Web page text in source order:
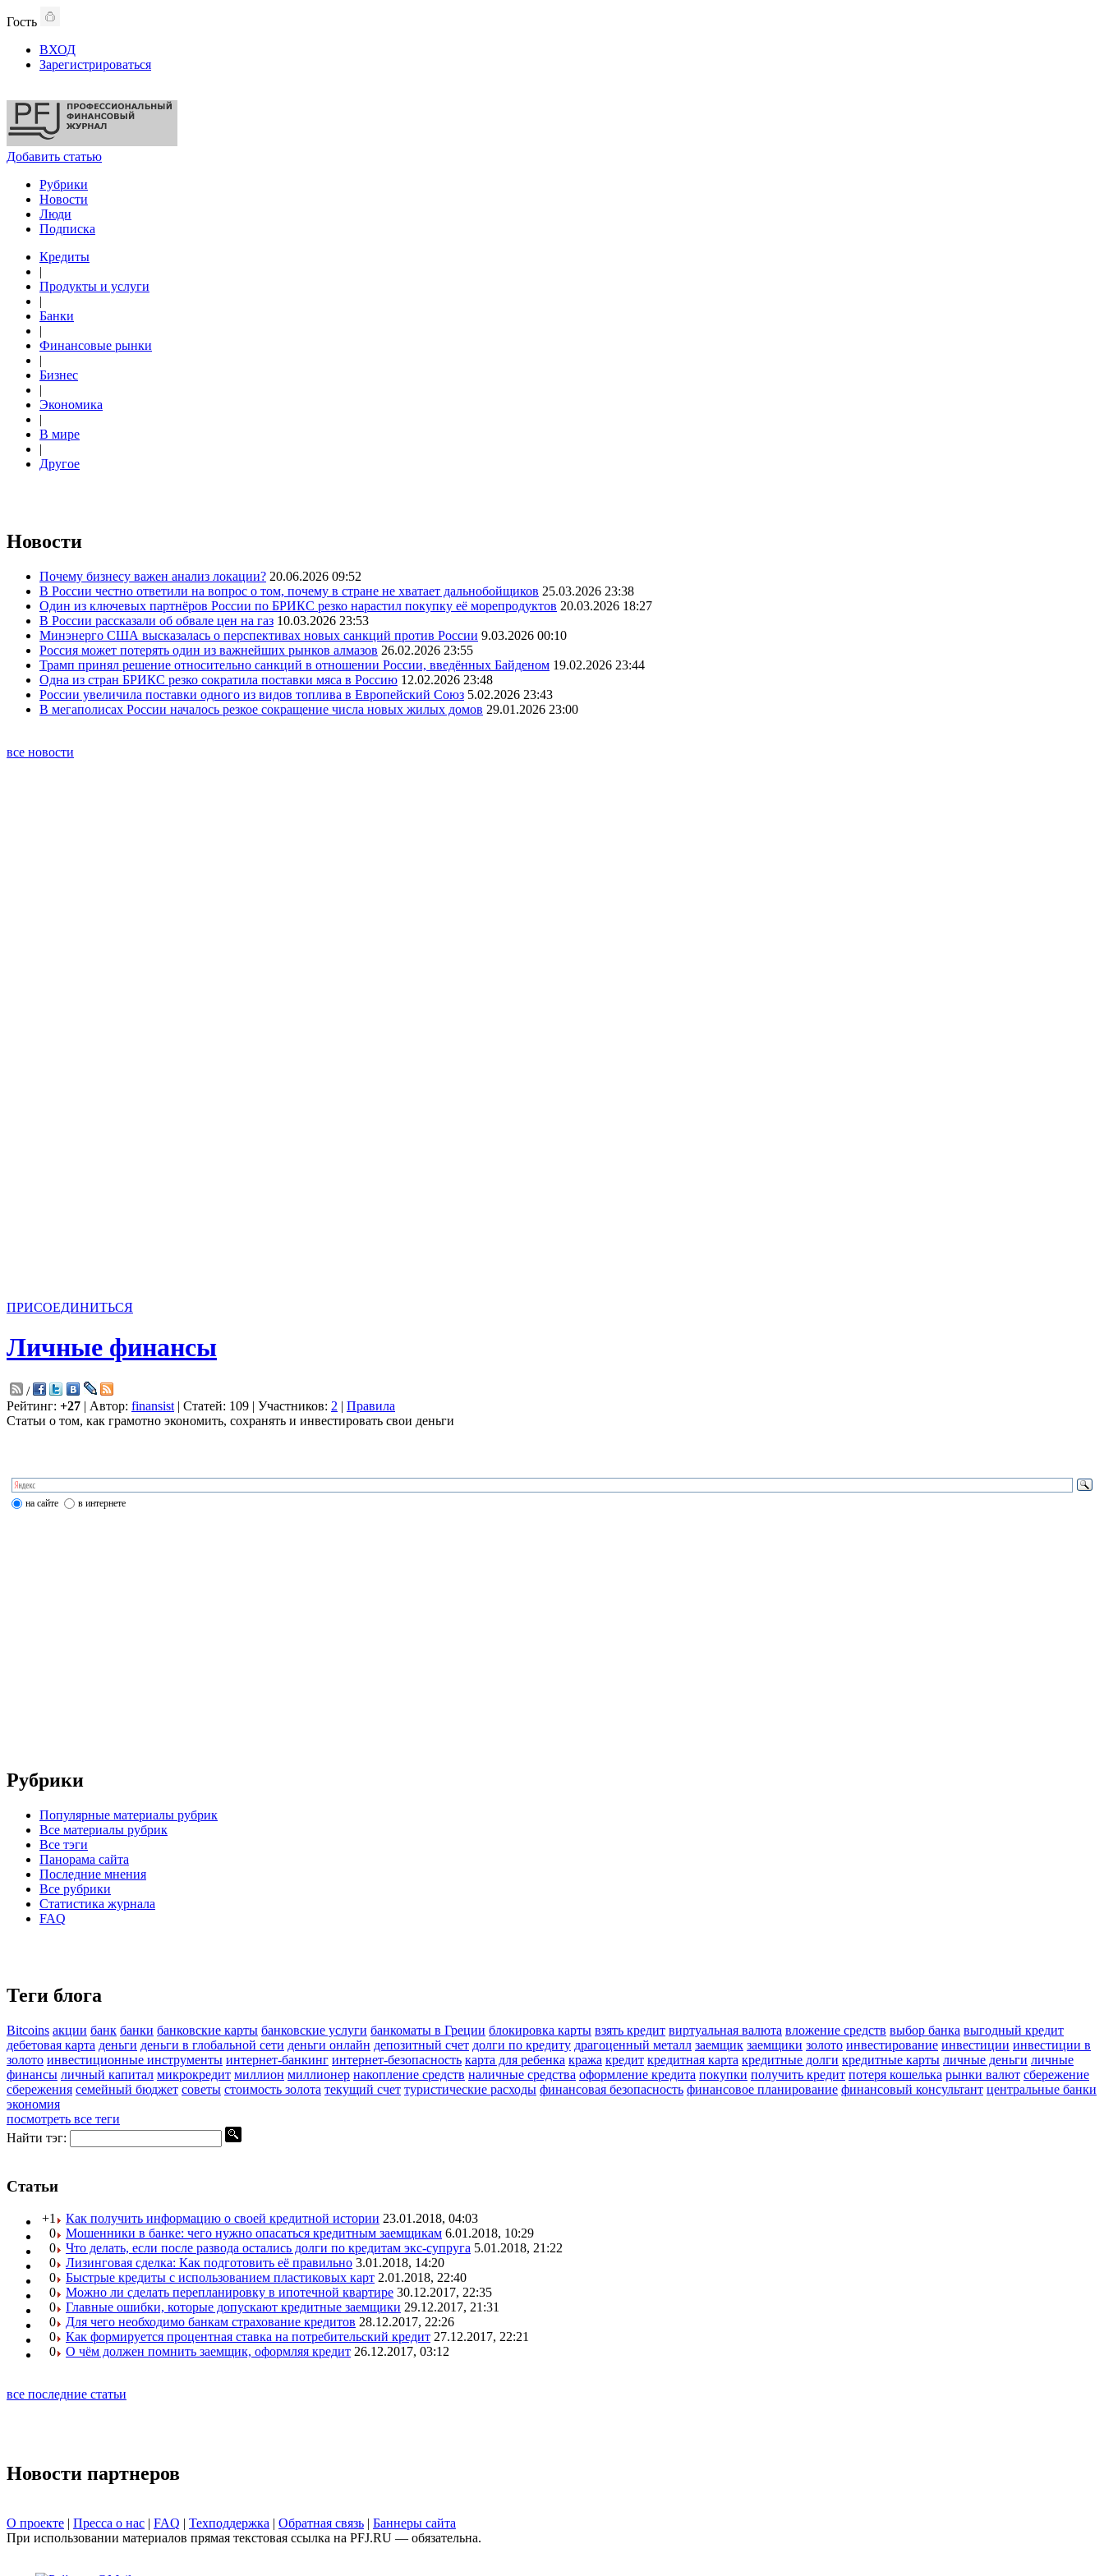
Гость
ВХОД
Зарегистрироваться
Добавить статью
Рубрики
Новости
Люди
Подписка
Кредиты
|
Продукты и услуги
|
Банки
|
Финансовые рынки
|
Бизнес
|
Экономика
|
В мире
|
Другое
Новости
Почему бизнесу важен анализ локации? 20.06.2026 09:52
В России честно ответили на вопрос о том, почему в стране не хватает дальнобойщиков 25.03.2026 23:38
Один из ключевых партнёров России по БРИКС резко нарастил покупку её морепродуктов 20.03.2026 18:27
В России рассказали об обвале цен на газ 10.03.2026 23:53
Минэнерго США высказалась о перспективах новых санкций против России 9.03.2026 00:10
Россия может потерять один из важнейших рынков алмазов 26.02.2026 23:55
Трамп принял решение относительно санкций в отношении России, введённых Байденом 19.02.2026 23:44
Одна из стран БРИКС резко сократила поставки мяса в Россию 12.02.2026 23:48
России увеличила поставки одного из видов топлива в Европейский Союз 5.02.2026 23:43
В мегаполисах России началось резкое сокращение числа новых жилых домов 29.01.2026 23:00
все новости
ПРИСОЕДИНИТЬСЯ
Личные финансы
/
Рейтинг: +27 | Автор: finansist | Статей: 109 | Участников: 2 | Правила
Статьи о том, как грамотно экономить, сохранять и инвестировать свои деньги
на сайте в интернете
Рубрики
Популярные материалы рубрик
Все материалы рубрик
Все тэги
Панорама сайта
Последние мнения
Все рубрики
Статистика журнала
FAQ
Теги блога
Bitcoins акции банк банки банковские карты банковские услуги банкоматы в Греции блокировка карты взять кредит виртуальная валюта вложение средств выбор банка выгодный кредит
дебетовая карта деньги деньги в глобальной сети деньги онлайн депозитный счет долги по кредиту драгоценный металл заемщик заемщики золото инвестирование инвестиции инвестиции в
золото инвестиционные инструменты интернет-банкинг интернет-безопасность карта для ребенка кража кредит кредитная карта кредитные долги кредитные карты личные деньги личные
финансы личный капитал микрокредит миллион миллионер накопление средств наличные средства оформление кредита покупки получить кредит потеря кошелька рынки валют сбережение
сбережения семейный бюджет советы стоимость золота текущий счет туристические расходы финансовая безопасность финансовое планирование финансовый консультант центральные банки
экономия
посмотреть все теги
Найти тэг:
Статьи
+1 Как получить информацию о своей кредитной истории 23.01.2018, 04:03
0
Мошенники в банке: чего нужно опасаться кредитным заемщикам 6.01.2018, 10:29
0
Что делать, если после развода остались долги по кредитам экс-супруга 5.01.2018, 21:22
0
Лизинговая сделка: Как подготовить её правильно 3.01.2018, 14:20
0
Быстрые кредиты с использованием пластиковых карт 2.01.2018, 22:40
0
Можно ли сделать перепланировку в ипотечной квартире 30.12.2017, 22:35
0
Главные ошибки, которые допускают кредитные заемщики 29.12.2017, 21:31
0
Для чего необходимо банкам страхование кредитов 28.12.2017, 22:26
0
Как формируется процентная ставка на потребительский кредит 27.12.2017, 22:21
0
О чём должен помнить заемщик, оформляя кредит 26.12.2017, 03:12
все последние статьи
Новости партнеров
О проекте | Пресса о нас | FAQ | Техподдержка | Обратная связь | Баннеры сайта
При использовании материалов прямая текстовая ссылка на PFJ.RU — обязательна.